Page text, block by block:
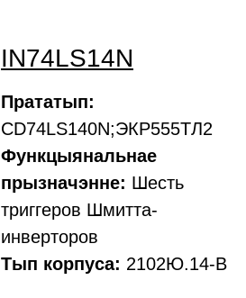
IN74LS14N
Прататып:
CD74LS140N;ЭКР555ТЛ2
Функцыянальнае
прызначэнне: Шесть
триггеров Шмитта-
инверторов
Тып корпуса: 2102Ю.14-В